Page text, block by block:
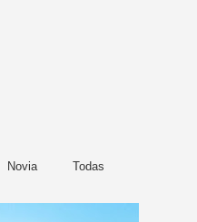
Novia Todas